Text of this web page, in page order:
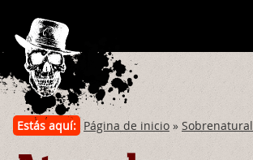
Estás aquí: Página de inicio » Sobrenatural